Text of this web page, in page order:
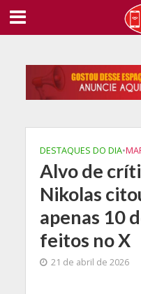
DESTAQUES DO DIA•
Alvo de
Nikolas
apenas 10
feitos no X
21 de abril de 2026